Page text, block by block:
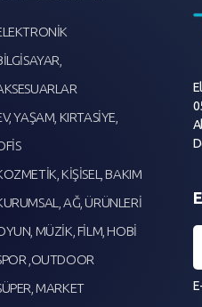
YAŞAM, KIRTASİYE,
KİŞİSEL, BAKIM
AĞ, ÜRÜNLERİ
MÜZİK, FİLM, HOBİ
,OUTDOOR
MARKET